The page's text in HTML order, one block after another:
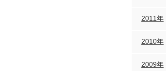
2011年
2010年
2009年